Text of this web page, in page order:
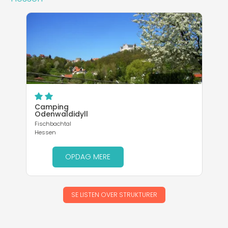
Camping
Odenwaldidyll
Fischbachtal
Hessen
OPDAG MERE
SE LISTEN OVER STRUKTURER